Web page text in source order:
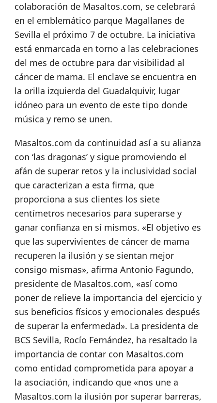
colaboración de Masaltos.com, se celebrará
en el emblemático parque Magallanes de
Sevilla el próximo 7 de octubre. La iniciativa
está enmarcada en torno a las celebraciones
del mes de octubre para dar visibilidad al
cáncer de mama. El enclave se encuentra en
la orilla izquierda del Guadalquivir, lugar
idóneo para un evento de este tipo donde
música y remo se unen.
Masaltos.com da continuidad así a su alianza
con ‘las dragonas’ y sigue promoviendo el
afán de superar retos y la inclusividad social
que caracterizan a esta firma, que
proporciona a sus clientes los siete
centímetros necesarios para superarse y
ganar confianza en sí mismos. «El objetivo es
que las supervivientes de cáncer de mama
recuperen la ilusión y se sientan mejor
consigo mismas», afirma Antonio Fagundo,
presidente de Masaltos.com, «así como
poner de relieve la importancia del ejercicio y
sus beneficios físicos y emocionales después
de superar la enfermedad». La presidenta de
BCS Sevilla, Rocío Fernández, ha resaltado la
importancia de contar con Masaltos.com
como entidad comprometida para apoyar a
la asociación, indicando que «nos une a
Masaltos.com la ilusión por superar barreras,